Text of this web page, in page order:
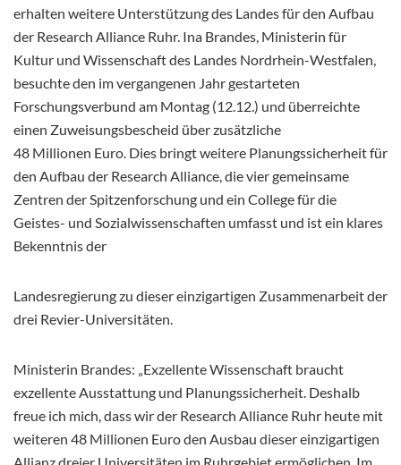
erhalten weitere Unterstützung des Landes für den Aufbau
der Research Alliance Ruhr. Ina Brandes, Ministerin für
Kultur und Wissenschaft des Landes Nordrhein-Westfalen,
besuchte den im vergangenen Jahr gestarteten
Forschungsverbund am Montag (12.12.) und überreichte
einen Zuweisungsbescheid über zusätzliche
48 Millionen Euro. Dies bringt weitere Planungssicherheit für
den Aufbau der Research Alliance, die vier gemeinsame
Zentren der Spitzenforschung und ein College für die
Geistes- und Sozialwissenschaften umfasst und ist ein klares
Bekenntnis der
Landesregierung zu dieser einzigartigen Zusammenarbeit der
drei Revier-Universitäten.
Ministerin Brandes: „Exzellente Wissenschaft braucht
exzellente Ausstattung und Planungssicherheit. Deshalb
freue ich mich, dass wir der Research Alliance Ruhr heute mit
weiteren 48 Millionen Euro den Ausbau dieser einzigartigen